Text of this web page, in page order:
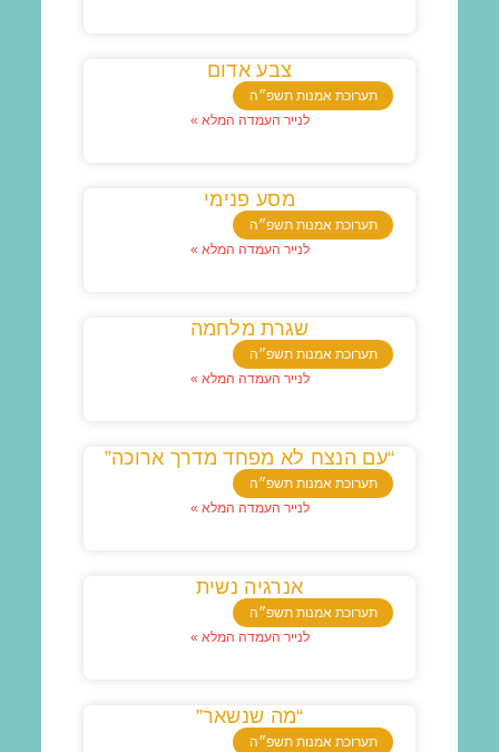
תערוכת אמנות תשפ״ה
צבע אדום
לנייר העמדה המלא »
תערוכת אמנות תשפ״ה
מסע פנימי
לנייר העמדה המלא »
תערוכת אמנות תשפ״ה
שגרת מלחמה
לנייר העמדה המלא »
תערוכת אמנות תשפ״ה
“עם הנצח לא מפחד מדרך ארוכה”
לנייר העמדה המלא »
תערוכת אמנות תשפ״ה
אנרגיה נשית
לנייר העמדה המלא »
תערוכת אמנות תשפ״ה
“מה שנשאר”